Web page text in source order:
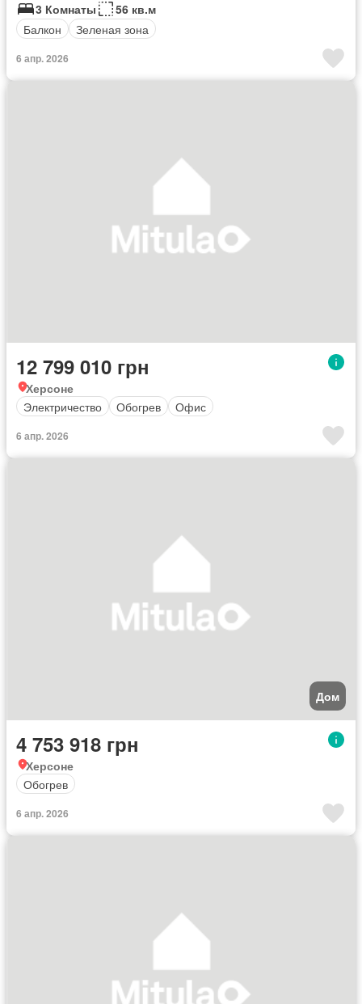
3 Комнаты
56 кв.м
Балкон
Зеленая зона
6 апр. 2026
12 799 010 грн
Херсоне
Электричество
Обогрев Офис
6 апр. 2026
Дом
4 753 918 грн
Херсоне
Обогрев
6 апр. 2026